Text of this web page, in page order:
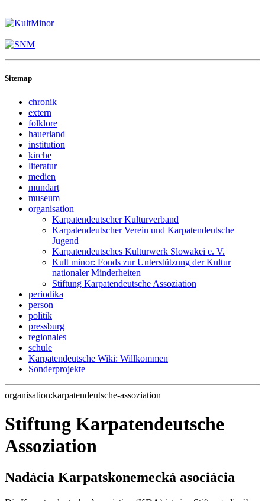
Sitemap
chronik
extern
folklore
hauerland
institution
kirche
literatur
medien
mundart
museum
organisation
Karpatendeutscher Kulturverband
Karpatendeutscher Verein und Karpatendeutsche
Jugend
Karpatendeutsches Kulturwerk Slowakei e. V.
Kult minor: Fonds zur Unterstützung der Kultur
nationaler Minderheiten
Stiftung Karpatendeutsche Assoziation
periodika
person
politik
pressburg
regionales
schule
Karpatendeutsche Wiki: Willkommen
Sonderprojekte
organisation:karpatendeutsche-assoziation
Stiftung Karpatendeutsche
Assoziation
Nadácia Karpatskonemecká asociácia